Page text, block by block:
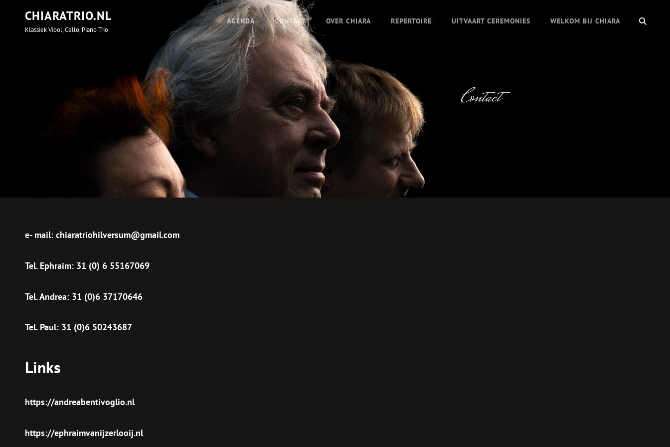
CHIARATRIO.NL
Klassiek Viool, Cello, Piano Trio
AGENDA CONTACT OVER CHIARA REPERTOIRE UITVAART CEREMONIES WELKOM BIJ CHIARA
Contact
e- mail: chiaratriohilversum@gmail.com
Tel. Ephraim: 31 (0) 6 55167069
Tel. Andrea: 31 (0)6 37170646
Tel. Paul: 31 (0)6 50243687
Links
https://andreabentivoglio.nl
https://ephraimvanijzerlooij.nl